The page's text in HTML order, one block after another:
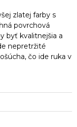
zlatej farby s
povrchová
byť kvalitnejšia a
nepretržité
čo ide ruka v